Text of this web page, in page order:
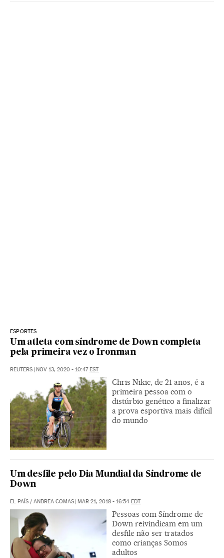
ESPORTES
Um atleta com síndrome de Down completa
pela primeira vez o Ironman
REUTERS NOV 13, 2020 - 10:47 EST
Chris Nikic, de 21 anos, é a
primeira pessoa com o
distúrbio genético a finalizar
a prova esportiva mais difícil
do mundo
Um desfile pelo Dia Mundial da Síndrome de
Down
EL PAÍS / ANDREA COMAS MAR 21, 2018 - 16:54 EDT
Pessoas com Síndrome de
Down reivindicam em um
desfile não ser tratados
como crianças Somos
adultos